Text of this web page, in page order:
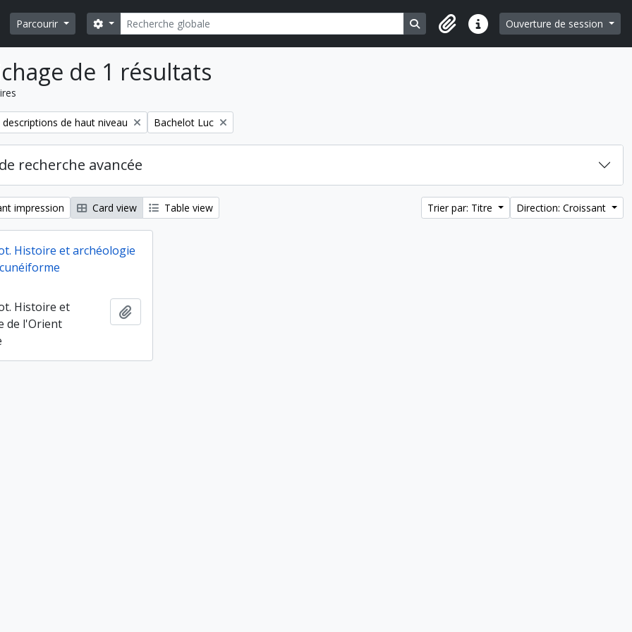
Parcourir Rechercher
Search options Search in browse page
Liens rapidesOuverture de session
de 1 résultats
de haut niveau Remove filter:
Bachelot Luc
recherche avancée
impression Card view Table view Trier par: Titre Direction: Croissant
Histoire et archéologie
Histoire et
de l'Orient